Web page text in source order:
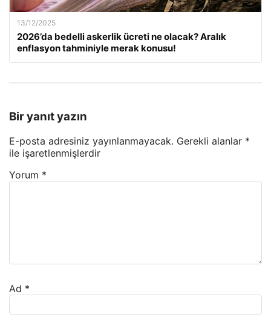
13/12/2025
2026’da bedelli askerlik ücreti ne olacak? Aralık
enflasyon tahminiyle merak konusu!
Bir yanıt yazın
E-posta adresiniz yayınlanmayacak. Gerekli alanlar *
ile işaretlenmişlerdir
Yorum *
Ad *